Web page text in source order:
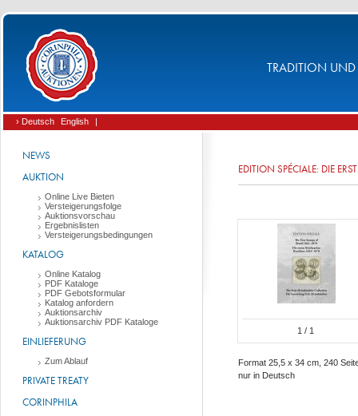
TRADITION UND
› Deutsch English |
NEWS
AUKTION
Online Live Bieten
Versteigerungsfolge
Auktionsvorschau
Ergebnislisten
Versteigerungsbedingungen
KATALOG
Online Katalog
PDF Kataloge
PDF Gebotsformular
Katalog anfordern
Auktionsarchiv
Auktionsarchiv PDF Kataloge
EINLIEFERUNG
Zum Ablauf
PRIVATE TREATY
CORINPHILA
EDITION SPÉCIALE: DIE
1 / 1
Format 25,5 x 34 cm, 240
nur in Deutsch